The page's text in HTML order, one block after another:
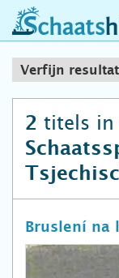
Verfijn
2 titels in
Bruslení na